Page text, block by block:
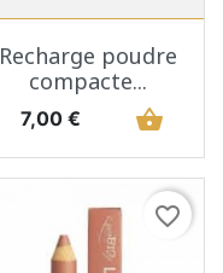
Recharge poudre
compacte...
Prix
7,00 € shopping_basket
favorite_border